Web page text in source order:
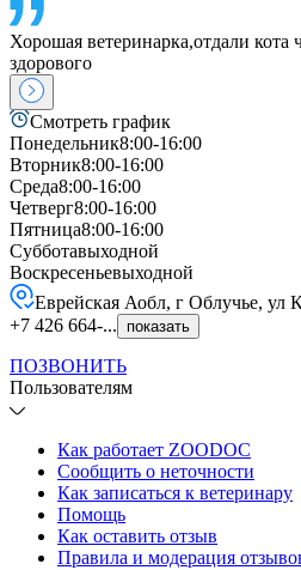
Хорошая ветеринарка,отдали кота
здорового
Смотреть график
Понедельник8:00-16:00
Вторник8:00-16:00
Среда8:00-16:00
Четверг8:00-16:00
Пятница8:00-16:00
Субботавыходной
Воскресеньевыходной
Еврейская Аобл, г Облучье, ул
+7 426 664-...
показать
ПОЗВОНИТЬ
Пользователям
Как работает ZOODOC
Сообщить о неточности
Как записаться к ветеринару
Помощь
Как оставить отзыв
Правила и модерация